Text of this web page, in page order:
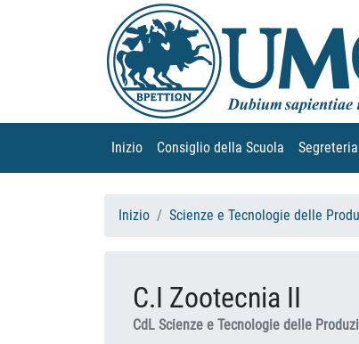
Inizio (current)
Consiglio della Scuola (current)
Inizio Scienze e Tecnologie delle
C.I Zootecnia II
CdL Scienze e Tecnologie delle